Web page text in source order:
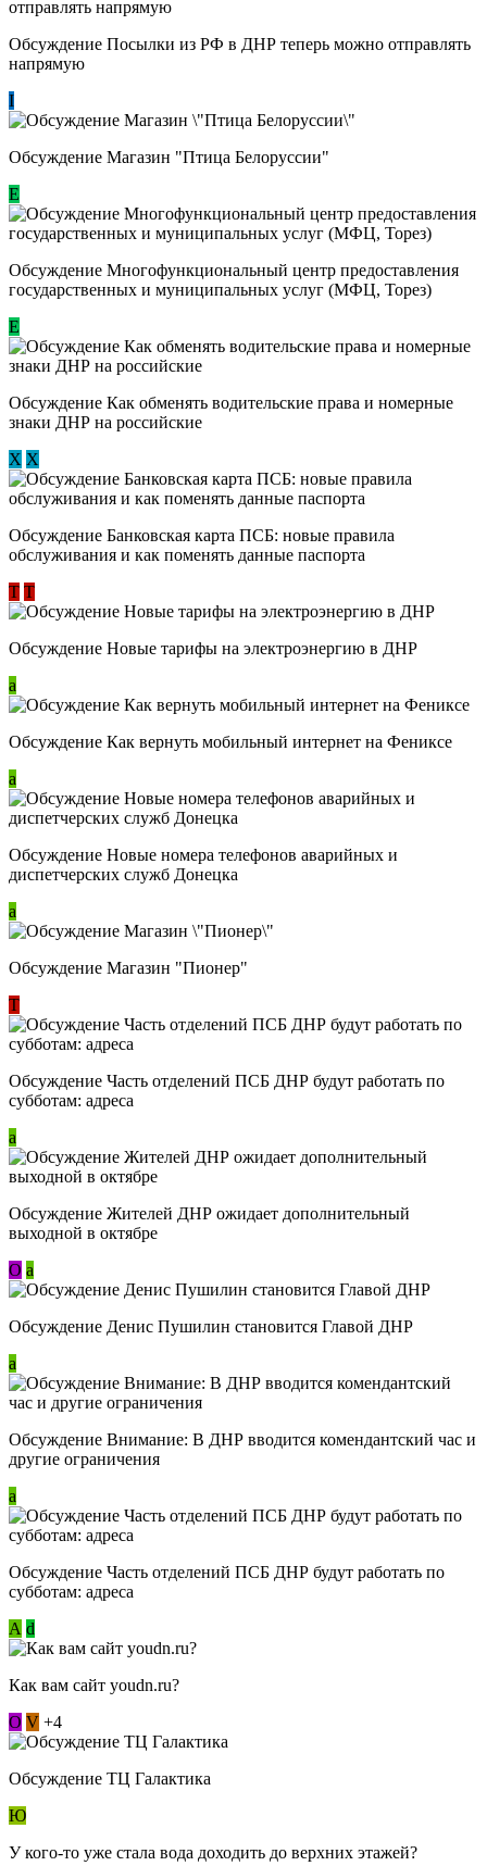
Обсуждение Посылки из РФ в ДНР теперь можно отправлять
напрямую
I
Обсуждение Магазин "Птица Белоруссии"
Е
Обсуждение Многофункциональный центр предоставления
государственных и муниципальных услуг (МФЦ, Торез)
E
Обсуждение ​Как обменять водительские права и номерные
знаки ДНР на российские
Х Х
Обсуждение ​Банковская карта ПСБ: новые правила
обслуживания и как поменять данные паспорта
Т Т
Обсуждение Новые тарифы на электроэнергию в ДНР
a
Обсуждение Как вернуть мобильный интернет на Фениксе
a
Обсуждение Новые номера телефонов аварийных и
диспетчерских служб Донецка
a
Обсуждение Магазин "Пионер"
Т
Обсуждение Часть отделений ПСБ ДНР будут работать по
субботам: адреса
a
Обсуждение Жителей ДНР ожидает дополнительный
выходной в октябре
О a
Обсуждение Денис Пушилин становится Главой ДНР
a
Обсуждение Внимание: В ДНР вводится комендантский час и
другие ограничения
a
Обсуждение Часть отделений ПСБ ДНР будут работать по
субботам: адреса
А d
Как вам сайт youdn.ru?
О V +4
Обсуждение ТЦ Галактика
Ю
У кого-то уже стала вода доходить до верхних этажей?